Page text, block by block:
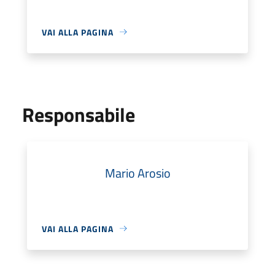
VAI ALLA PAGINA
Responsabile
Mario Arosio
VAI ALLA PAGINA